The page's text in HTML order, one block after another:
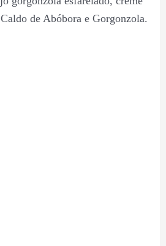
de Abóbora e Gorgonzola.